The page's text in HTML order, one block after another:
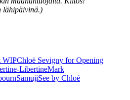
lähipäivinä.)
WIPChloë Sevigny for Opening
LibertineMark
SamujiSee by Chloé